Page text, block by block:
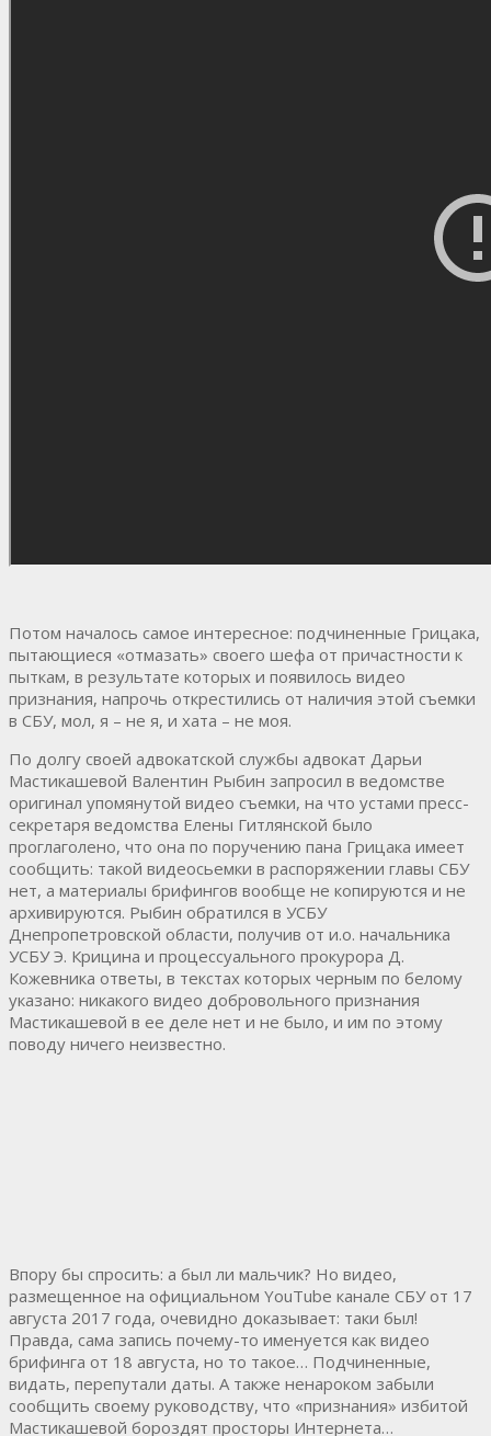
Потом началось самое интересное: подчиненные Грицака,
пытающиеся «отмазать» своего шефа от причастности к
пыткам, в результате которых и появилось видео
признания, напрочь открестились от наличия этой съемки
в СБУ, мол, я – не я, и хата – не моя.
По долгу своей адвокатской службы адвокат Дарьи
Мастикашевой Валентин Рыбин запросил в ведомстве
оригинал упомянутой видео съемки, на что устами пресс-
секретаря ведомства Елены Гитлянской было
проглаголено, что она по поручению пана Грицака имеет
сообщить: такой видеосьемки в распоряжении главы СБУ
нет, а материалы брифингов вообще не копируются и не
архивируются. Рыбин обратился в УСБУ
Днепропетровской области, получив от и.о. начальника
УСБУ Э. Крицина и процессуального прокурора Д.
Кожевника ответы, в текстах которых черным по белому
указано: никакого видео добровольного признания
Мастикашевой в ее деле нет и не было, и им по этому
поводу ничего неизвестно.
Впору бы спросить: а был ли мальчик? Но видео,
размещенное на официальном YouTube канале СБУ от 17
августа 2017 года, очевидно доказывает: таки был!
Правда, сама запись почему-то именуется как видео
брифинга от 18 августа, но то такое… Подчиненные,
видать, перепутали даты. А также ненароком забыли
сообщить своему руководству, что «признания» избитой
Мастикашевой бороздят просторы Интернета…